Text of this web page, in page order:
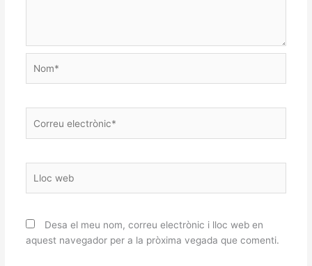
electrònic*
web
Desa el meu nom, correu electrònic i lloc web en
aquest navegador per a la pròxima vegada que comenti.